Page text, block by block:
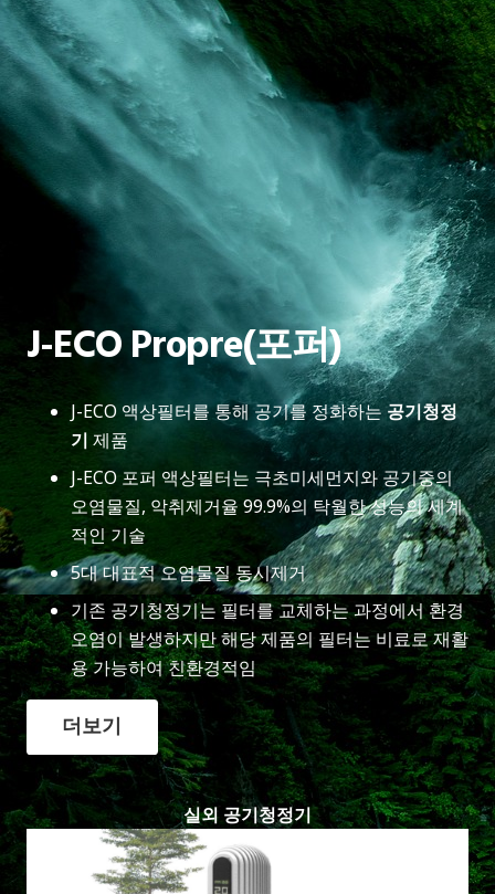
J-ECO Propre(포퍼)
J-ECO 액상필터를 통해 공기를 정화하는공기청정
기 제품
J-ECO 포퍼 액상필터는 극초미세먼지와 공기중의
오염물질, 악취제거율 99.9%의 탁월한 성능의 세계
적인 기술
5대 대표적 오염물질 동시제거
기존 공기청정기는 필터를 교체하는 과정에서 환경
오염이 발생하지만 해당 제품의 필터는 비료로 재활
용 가능하여 친환경적임
더보기
실외 공기청정기